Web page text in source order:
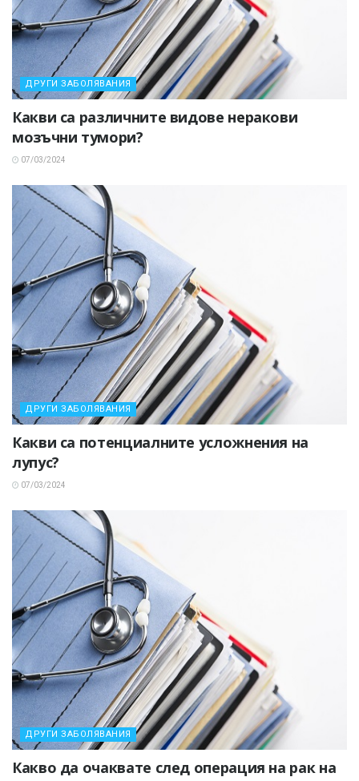
ДРУГИ ЗАБОЛЯВАНИЯ
Какви са различните видове неракови
мозъчни тумори?
07/03/2024
ДРУГИ ЗАБОЛЯВАНИЯ
Какви са потенциалните усложнения на
лупус?
07/03/2024
ДРУГИ ЗАБОЛЯВАНИЯ
Какво да очаквате след операция на рак на